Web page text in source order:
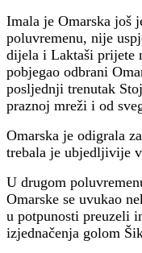
Imala je Omarska još
poluvremenu, nije
dijela i Laktaši prijete
pobjegao odbrani
posljednji trenutak
praznoj mreži i od
Omarska je odigrala
trebala je ubjedljivije
U drugom
Omarske se uvukao
u potpunosti preuzeli
izjednačenja golom